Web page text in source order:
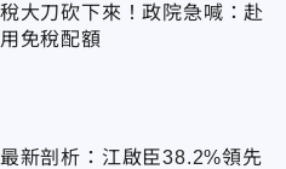
大刀砍下來！政院急喊：赴
免稅配額
新剖析：江啟臣38.2%領先